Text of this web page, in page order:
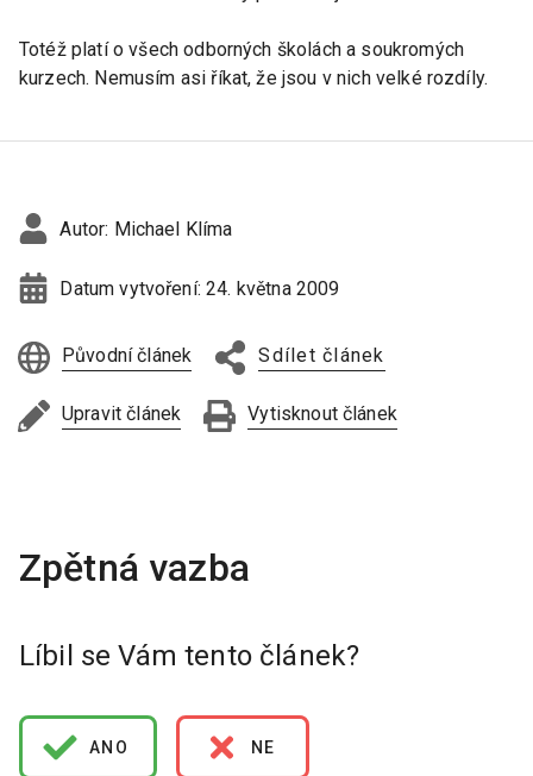
Totéž platí o všech odborných školách a soukromých
kurzech. Nemusím asi říkat, že jsou v nich velké rozdíly.
Autor: Michael Klíma
Datum vytvoření:24. května 2009
Původní článek Sdílet článek
Upravit článek Vytisknout článek
Líbil se Vám tento článek?
ANO NE